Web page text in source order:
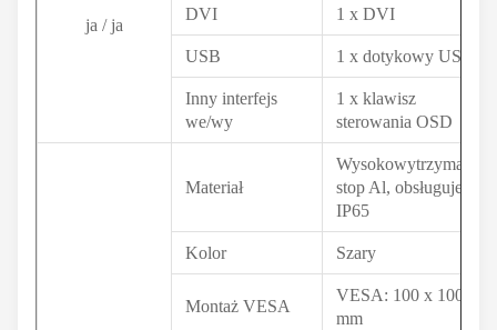
ja / ja
DVI 1 x DVI
USB 1 x dotykowy USB
Inny interfejs
we/wy
1 x klawisz
sterowania OSD
Materiał
Wysokowytrzymały
stop Al, obsługuje
IP65
Kolor Szary
Montaż VESA
VESA: 100 x 100
mm